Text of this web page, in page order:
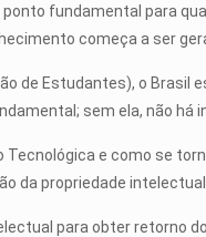
fundamental para
começa a ser
de Estudantes), o
sem ela, não há
Tecnológica e como se
da propriedade
para obter retorno